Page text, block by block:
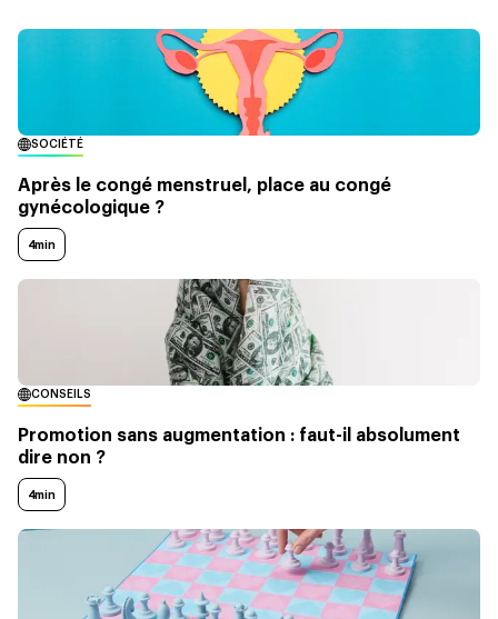
SOCIÉTÉ
Après le congé menstruel, place au congé
gynécologique ?
4min
CONSEILS
Promotion sans augmentation : faut-il absolument
dire non ?
4min